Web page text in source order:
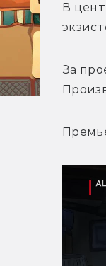
В
За